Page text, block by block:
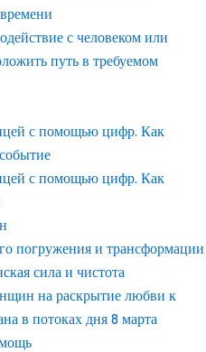
с человеком или
путь в требуемом
с помощью цифр. Как
с помощью цифр. Как
погружения и трансформации
сила и чистота
на раскрытие любви к
в потоках дня 8 марта